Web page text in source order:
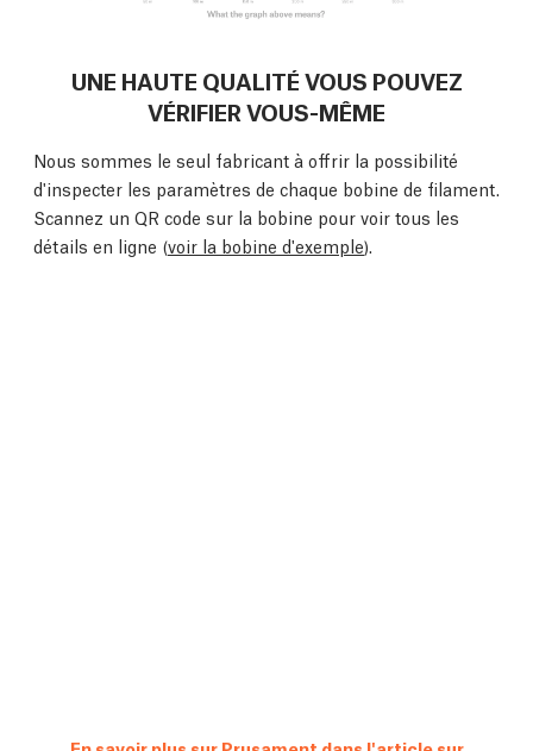
UNE HAUTE QUALITÉ VOUS POUVEZ
VÉRIFIER VOUS-MÊME
Nous sommes le seul fabricant à offrir la possibilité
d'inspecter les paramètres de chaque bobine de filament.
Scannez un QR code sur la bobine pour voir tous les
détails en ligne (voir la bobine d'exemple).